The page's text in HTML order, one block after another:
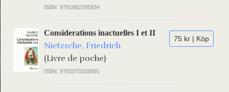
ISBN: 9781892295934
75 kr | Köp
Considerations inactuelles I et II
Nietzsche, Friedrich
(Livre de poche)
ISBN: 9782070326891